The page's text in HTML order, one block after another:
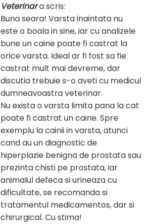
Veterinara scris:
Buna seara! Varsta inaintata nu
este o boala in sine, iar cu analizele
bune un caine poate fi castrat la
orice varsta. Ideal ar fi fost sa fie
castrat mult mai devreme, dar
discutia trebuie s-o aveti cu medicul
dumneavoastra veterinar.
Nu exista o varsta limita pana la cat
poate fi castrat un caine. Spre
exemplu la cainii in varsta, atunci
cand au un diagnostic de
hiperplazie benigna de prostata sau
prezinta chisti pe prostata, iar
animalul defeca si urineaza cu
dificultate, se recomanda si
tratamentul medicamentos, dar si
chirurgical. Cu stima!